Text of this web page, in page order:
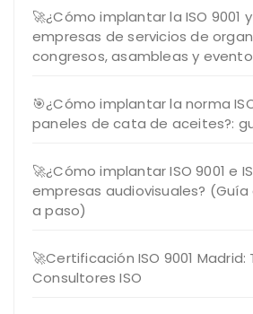
🚀¿Cómo implantar la ISO 9001 y
empresas de servicios de
congresos, asambleas y
🎯¿Cómo implantar la norma
paneles de cata de aceites?:
🚀¿Cómo implantar ISO 9001 e
empresas audiovisuales?
a paso)
🚀Certificación ISO 9001 Madrid:
Consultores ISO